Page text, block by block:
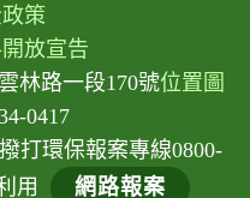
策
放宣告
林路一段170號位置圖
0417
打環保報案專線0800-
用
網路報案